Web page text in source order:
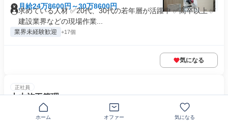
月給24万8600円～30万8600円
求めている人材 ✅20代、30代の若年層が活躍中 ✅高卒以上 ✅
建設業界などの現場作業...
業界未経験歓迎 +17個
気になる
正社員
土木施工管理
株式会社スペース・グリーン
未経験OK！週休2日・年休124日/高速道路の安全を守る仕事
ホーム オファー 気になる